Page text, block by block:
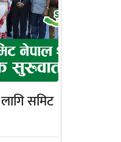
लागि समिट